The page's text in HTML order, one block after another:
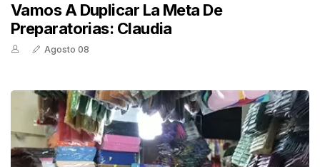
Vamos A Duplicar La Meta De
Preparatorias: Claudia
Agosto 08